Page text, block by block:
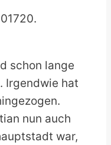
20.
schon lange
Irgendwie hat
nun auch
war,